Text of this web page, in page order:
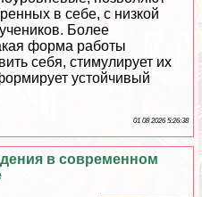
в себе, с низкой
Более
форма работы
себя, стимулирует их
устойчивый
01 08 2026 5:26:38
в современном